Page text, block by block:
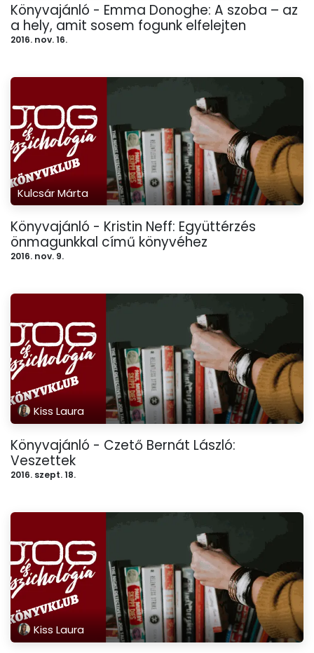
Könyvajánló - Emma Donoghe: A szoba – az
a hely, amit sosem fogunk elfelejten
2016. nov. 16.
Kulcsár Márta
Könyvajánló - Kristin Neff: Együttérzés
önmagunkkal című könyvéhez
2016. nov. 9.
Kiss Laura
Könyvajánló - Czető Bernát László:
Veszettek
2016. szept. 18.
Kiss Laura